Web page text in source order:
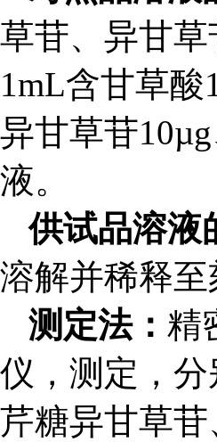
草苷、异甘
1mL含甘草酸
异甘草苷10µg
液。
供试品溶液
溶解并稀释
测定法： 精
仪，测定，
芹糖异甘草